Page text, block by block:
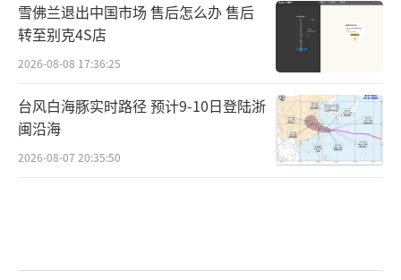
雪佛兰退出中国市场 售后怎么办 售后
转至别克4S店
2026-08-08 17:36:25
台风白海豚实时路径 预计9-10日登陆浙
闽沿海
2026-08-07 20:35:50